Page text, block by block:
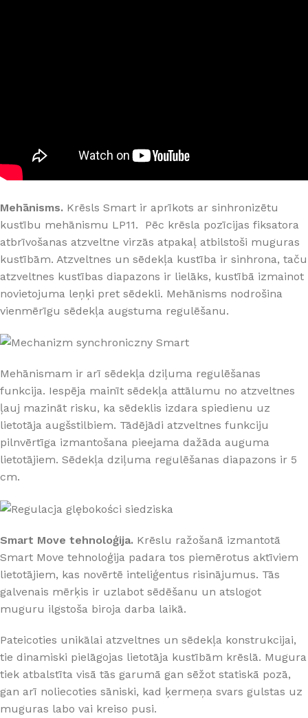
Mehānisms. Krēsls Smart ir aprīkots ar sinhronizētu
kustību mehānismu LP11. Pēc krēsla pozīcijas fiksatora
atbrīvošanas atzveltne virzās atpakaļ atbilstoši muguras
kustībām. Atzveltnes un sēdekļa kustība ir sinhrona, taču
atzveltnes kustības diapazons ir lielāks, kustībā izmainot
novietojuma leņķi pret sēdekli. Mehānisms nodrošina
vienmērīgu sēdekļa augstuma regulēšanu.
Mehānismam ir arī sēdekļa dziļuma regulēšanas
funkcija. Iespēja mainīt sēdekļa attālumu no atzveltnes
ļauj mazināt risku, ka sēdeklis izdara spiedienu uz
lietotāja augšstilbiem. Tādējādi atzveltnes funkciju
pilnvērtīga izmantošana pieejama dažāda auguma
lietotājiem. Sēdekļa dziļuma regulēšanas diapazons ir 5
cm.
Smart Move tehnoloģija. Krēslu ražošanā izmantotā
Smart Move tehnoloģija padara tos piemērotus aktīviem
lietotājiem, kas novērtē inteliģentus risinājumus. Tās
galvenais mērķis ir uzlabot sēdēšanu un atslogot
muguru ilgstoša biroja darba laikā.
Pateicoties unikālai atzveltnes un sēdekļa konstrukcijai,
tie dinamiski pielāgojas lietotāja kustībām krēslā. Mugura
tiek atbalstīta visā tās garumā gan sēžot statiskā pozā,
gan arī noliecoties sāniski, kad ķermeņa svars gulstas uz
muguras labo vai kreiso pusi.